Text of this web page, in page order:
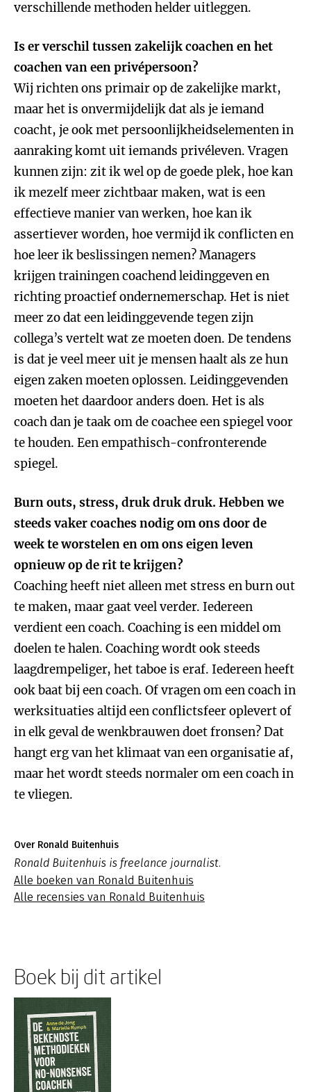
verschillende methoden helder uitleggen.
Is er verschil tussen zakelijk coachen en het
coachen van een privépersoon?
Wij richten ons primair op de zakelijke markt,
maar het is onvermijdelijk dat als je iemand
coacht, je ook met persoonlijkheidselementen in
aanraking komt uit iemands privéleven. Vragen
kunnen zijn: zit ik wel op de goede plek, hoe kan
ik mezelf meer zichtbaar maken, wat is een
effectieve manier van werken, hoe kan ik
assertiever worden, hoe vermijd ik conflicten en
hoe leer ik beslissingen nemen? Managers
krijgen trainingen coachend leidinggeven en
richting proactief ondernemerschap. Het is niet
meer zo dat een leidinggevende tegen zijn
collega’s vertelt wat ze moeten doen. De tendens
is dat je veel meer uit je mensen haalt als ze hun
eigen zaken moeten oplossen. Leidinggevenden
moeten het daardoor anders doen. Het is als
coach dan je taak om de coachee een spiegel voor
te houden. Een empathisch-confronterende
spiegel.
Burn outs, stress, druk druk druk. Hebben we
steeds vaker coaches nodig om ons door de
week te worstelen en om ons eigen leven
opnieuw op de rit te krijgen?
Coaching heeft niet alleen met stress en burn out
te maken, maar gaat veel verder. Iedereen
verdient een coach. Coaching is een middel om
doelen te halen. Coaching wordt ook steeds
laagdrempeliger, het taboe is eraf. Iedereen heeft
ook baat bij een coach. Of vragen om een coach in
werksituaties altijd een conflictsfeer oplevert of
in elk geval de wenkbrauwen doet fronsen? Dat
hangt erg van het klimaat van een organisatie af,
maar het wordt steeds normaler om een coach in
te vliegen.
Over Ronald Buitenhuis
Ronald Buitenhuis is freelance journalist.
Alle boeken van Ronald Buitenhuis
Alle recensies van Ronald Buitenhuis
Boek bij dit artikel